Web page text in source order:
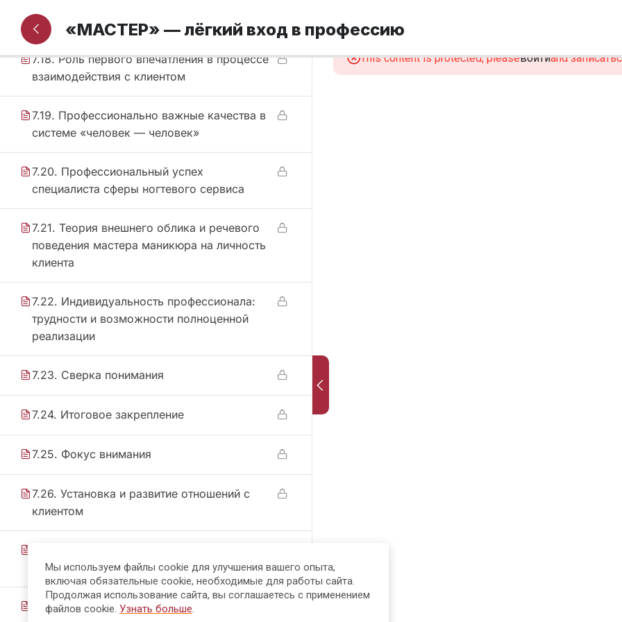
7.17. Фокус внимания
7.18. Роль первого впечатления в процессе
взаимодействия с клиентом
7.19. Профессионально важные качества в
системе «человек — человек»
7.20. Профессиональный успех
специалиста сферы ногтевого сервиса
7.21. Теория внешнего облика и речевого
поведения мастера маникюра на личность
клиента
7.22. Индивидуальность профессионала:
трудности и возможности полноценной
реализации
7.23. Сверка понимания
7.24. Итоговое закрепление
7.25. Фокус внимания
7.26. Установка и развитие отношений с
клиентом
презентации сервисных услуг
7.28. Типы клиентов
«МАСТЕР» — лёгкий вход в профессию
This content is protected, pleaseвойтиand
Мы используем файлы cookie для улучшения вашего опыта,
включая обязательные cookie, необходимые для работы сайта.
Продолжая использование сайта, вы соглашаетесь с применением
файлов cookie. Узнать больше.